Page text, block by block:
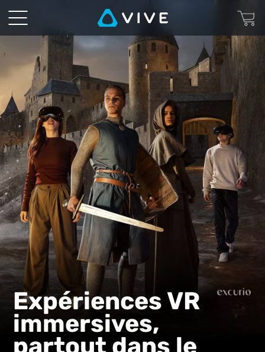
Expériences
VR
immersives
partout
dans
le
monde
|
HTC
VIVE
LBE
Expériences VR
immersives,
partout dans le